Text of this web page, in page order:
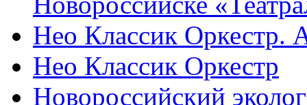
Нео Классик Оркестр.
Нео Классик Оркестр
Новороссийский